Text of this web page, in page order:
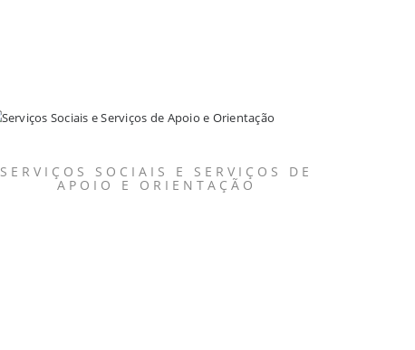
SERVIÇOS SOCIAIS E SERVIÇOS DE
APOIO E ORIENTAÇÃO